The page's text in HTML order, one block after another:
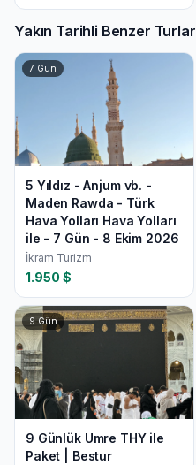
Yakın Tarihli Benzer Turlar
7 Gün
5 Yıldız - Anjum vb. -
Maden Rawda - Türk
Hava Yolları Hava Yolları
ile - 7 Gün - 8 Ekim 2026
İkram Turizm
1.950 $
9Gün
9 Günlük Umre THY ile
Paket | Bestur